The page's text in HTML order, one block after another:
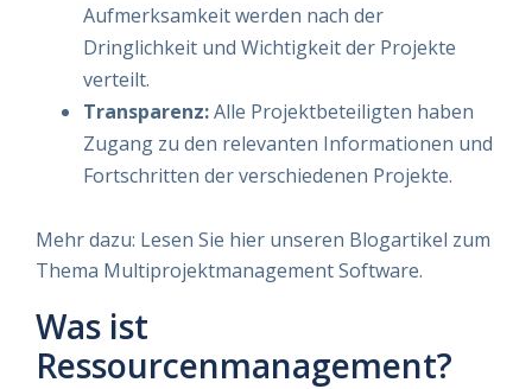
Aufmerksamkeit werden nach der
Dringlichkeit und Wichtigkeit der Projekte
verteilt.
Transparenz:Alle Projektbeteiligten haben
Zugang zu den relevanten Informationen und
Fortschritten der verschiedenen Projekte.
Mehr dazu: Lesen Sie hier unseren Blogartikel zum
Thema Multiprojektmanagement Software.
Was ist
Ressourcenmanagement?